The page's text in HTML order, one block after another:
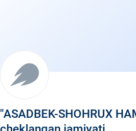
"ASADBEK-SHOHRUX